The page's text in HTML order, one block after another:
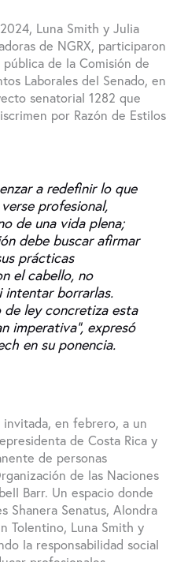
Luna Smith y Julia
de NGRX, participaron
de la Comisión de
Laborales del Senado, en
senatorial 1282 que
por Razón de Estilos
a redefinir lo que
profesional,
de una vida plena;
debe buscar afirmar
prácticas
el cabello, no
intentar borrarlas.
ley concretiza esta
imperativa”, expresó
en su ponencia.
en febrero, a un
de Costa Rica y
de personas
de las Naciones
Barr. Un espacio donde
Shanera Senatus, Alondra
Tolentino, Luna Smith y
la responsabilidad social